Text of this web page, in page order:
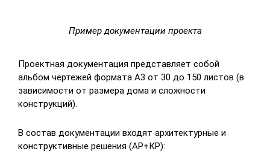
Пример документации проекта
Проектная документация представляет собой
альбом чертежей формата А3 от 30 до 150 листов (в
зависимости от размера дома и сложности
конструкций).
В состав документации входят архитектурные и
конструктивные решения (АР+КР):